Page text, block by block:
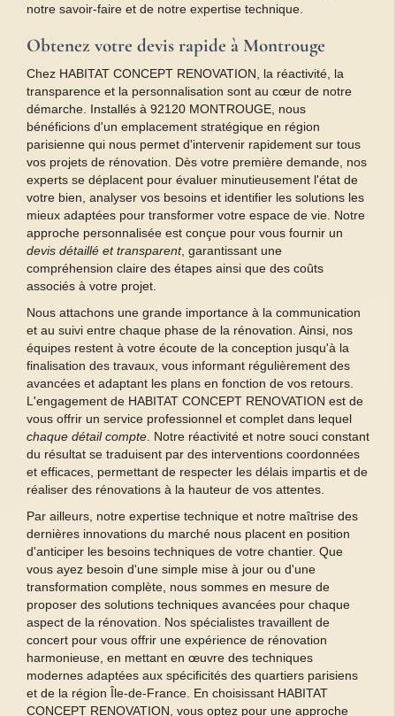
notre savoir-faire et de notre expertise technique.
Obtenez votre devis rapide à Montrouge
Chez HABITAT CONCEPT RENOVATION, la réactivité, la
transparence et la personnalisation sont au cœur de notre
démarche. Installés à 92120 MONTROUGE, nous
bénéficions d'un emplacement stratégique en région
parisienne qui nous permet d'intervenir rapidement sur tous
vos projets de rénovation. Dès votre première demande, nos
experts se déplacent pour évaluer minutieusement l'état de
votre bien, analyser vos besoins et identifier les solutions les
mieux adaptées pour transformer votre espace de vie. Notre
approche personnalisée est conçue pour vous fournir un
devis détaillé et transparent, garantissant une
compréhension claire des étapes ainsi que des coûts
associés à votre projet.
Nous attachons une grande importance à la communication
et au suivi entre chaque phase de la rénovation. Ainsi, nos
équipes restent à votre écoute de la conception jusqu'à la
finalisation des travaux, vous informant régulièrement des
avancées et adaptant les plans en fonction de vos retours.
L'engagement de HABITAT CONCEPT RENOVATION est de
vous offrir un service professionnel et complet dans lequel
chaque détail compte. Notre réactivité et notre souci constant
du résultat se traduisent par des interventions coordonnées
et efficaces, permettant de respecter les délais impartis et de
réaliser des rénovations à la hauteur de vos attentes.
Par ailleurs, notre expertise technique et notre maîtrise des
dernières innovations du marché nous placent en position
d'anticiper les besoins techniques de votre chantier. Que
vous ayez besoin d'une simple mise à jour ou d'une
transformation complète, nous sommes en mesure de
proposer des solutions techniques avancées pour chaque
aspect de la rénovation. Nos spécialistes travaillent de
concert pour vous offrir une expérience de rénovation
harmonieuse, en mettant en œuvre des techniques
modernes adaptées aux spécificités des quartiers parisiens
et de la région Île-de-France. En choisissant HABITAT
CONCEPT RENOVATION, vous optez pour une approche